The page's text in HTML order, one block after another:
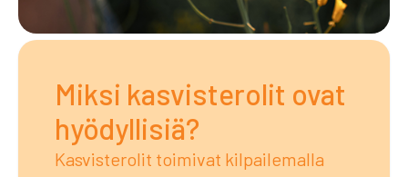
Miksi kasvisterolit ovat
hyödyllisiä?
Kasvisterolit toimivat kilpailemalla